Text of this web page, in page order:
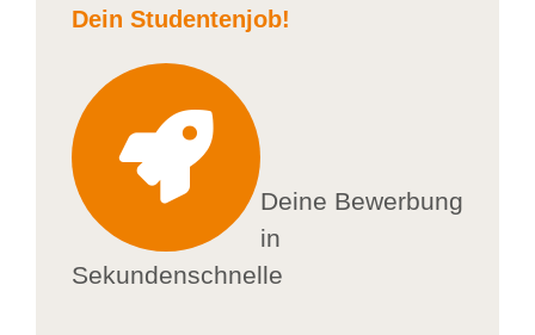
Dein Studentenjob!
Deine Bewerbung
in
Sekundenschnelle